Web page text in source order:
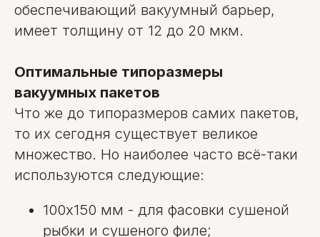
обеспечивающий вакуумный барьер,
имеет толщину от 12 до 20 мкм.
Оптимальные типоразмеры
вакуумных пакетов
Что же до типоразмеров самих пакетов,
то их сегодня существует великое
множество. Но наиболее часто всё-таки
используются следующие:
100х150 мм - для фасовки сушеной
рыбки и сушеного филе;